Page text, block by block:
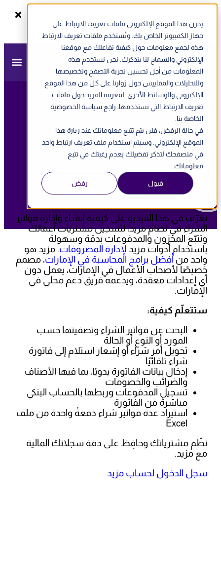
يخزن هذا الموقع الإلكتروني ملفات تعريف الارتباط على
جهاز الكمبيوتر الخاص بك. وتُستخدم ملفات تعريف الارتباط
هذه لجمع معلومات حول كيفية تفاعلك مع موقعنا
الإلكتروني والسماح لنا بتذكرك. نحن نستخدم هذه
المعلومات من أجل تحسين تجربة التصفح وتخصيصها
وللتحليلات والمقاييس حول زوارنا على كل من هذا الموقع
الإلكتروني والوسائط الأخرى. لمعرفة المزيد حول ملفات
تعريف الارتباط التي نستخدمها، راجع سياسة الخصوصية
الخاصة بنا.
في حالة الرفض، فلن يتم تتبع معلوماتك عند زيارة هذا
الموقع الإلكتروني. وسيتم استخدام ملف تعريف ارتباط واحد
في متصفحك لتذكر تفضيلك بعدم رغبتك في تتبع
معلوماتك.
قبول رفض
ندوة أونلاين - الفاتورة الإلكترونية في الإمارات سجل الآن
مزيد
كيفية إنشاء فاتورة شراء
Description:
تعرّف في هذا الفيديو على كيفية إنشاء وإدارة فواتير
الشراء في نظام مزيد، لتسجيل مشتريات أعمالك
وتتبّع المخزون والمدفوعات بدقة وسهولة
باستخدام أدوات مزيد لإدارة المصروفات. مزيد هو
واحد من أفضل برامج المحاسبة في الإمارات، مصمم
خصيصًا لأصحاب الأعمال في الإمارات، يعمل دون
أي إعدادات معقدة، ويدعمه فريق دعم محلي في
الإمارات.
ستتعلّم كيفية:
البحث عن فواتير الشراء وتصفيتها حسب
المورد أو النوع أو الحالة
تحويل أمر شراء أو إشعار استلام إلى فاتورة
شراء تلقائيًا
إدخال بيانات الفاتورة يدويًا، بما فيها الأصناف
والضرائب والخصومات
تسجيل المدفوعات وربطها بالحساب البنكي
مباشرةً من الفاتورة
استيراد عدة فواتير شراء دفعةً واحدة من ملف
Excel
نظّم مشترياتك وحافِظ على دقة سجلاتك المالية
مع مزيد.
سجل الدخول لحساب مزيد